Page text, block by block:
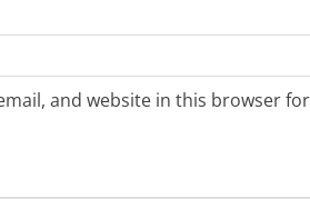
and website in this browser